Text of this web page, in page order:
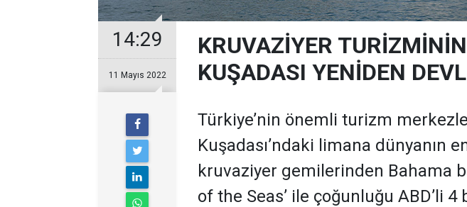
14:29
11 Mayıs 2022
KRUVAZİYER
KUŞADASI YENİDEN
Türkiye’nin önemli turizm
Kuşadası’ndaki limana dünyanın
kruvaziyer gemilerinden Bahama
of the Seas’ ile çoğunluğu ABD’li 4